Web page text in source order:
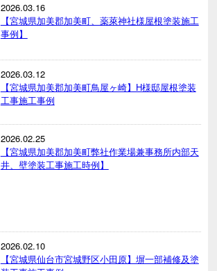
2026.03.16
【宮城県加美郡加美町、薬萊神社様屋根塗装施工
事例】
2026.03.12
【宮城県加美郡加美町鳥屋ヶ崎】H様邸屋根塗装
工事施工事例
2026.02.25
【宮城県加美郡加美町弊社作業場兼事務所内部天
井、壁塗装工事施工時例】
2026.02.10
【宮城県仙台市宮城野区小田原】塀一部補修及塗